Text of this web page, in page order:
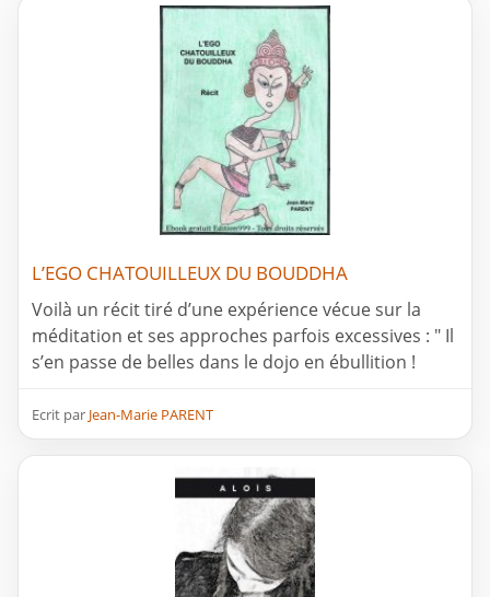
L’EGO CHATOUILLEUX DU BOUDDHA
Voilà un récit tiré d’une expérience vécue sur la
méditation et ses approches parfois excessives : " Il
s’en passe de belles dans le dojo en ébullition !
Ecrit par Jean-Marie PARENT